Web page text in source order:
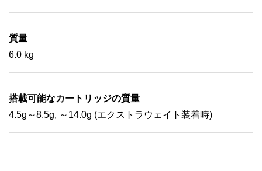
質量
6.0 kg
搭載可能なカートリッジの質量
4.5g～8.5g, ～14.0g (エクストラウェイト装着時)